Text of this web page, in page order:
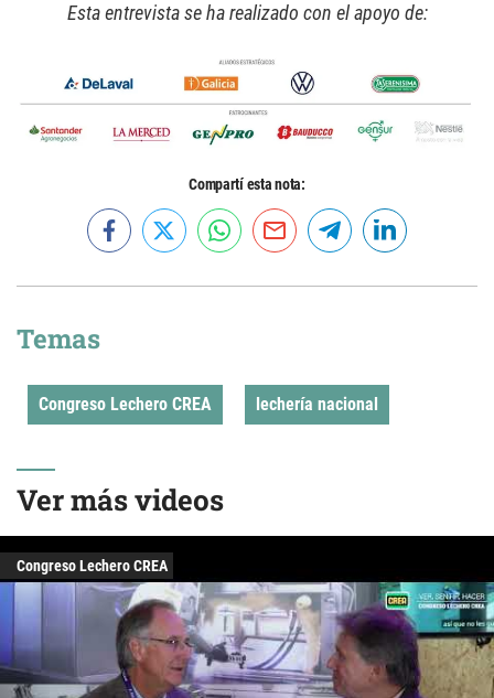
Esta entrevista se ha realizado con el apoyo de:
Compartí esta nota:
Temas
Congreso Lechero CREA lechería nacional
Ver más videos
Congreso Lechero CREA